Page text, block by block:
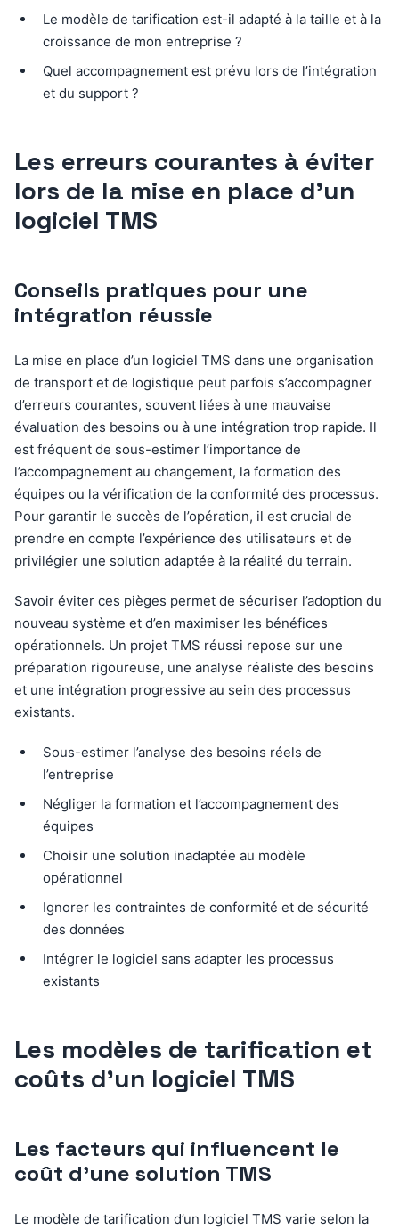
Le modèle de tarification est-il adapté à la taille et à la
croissance de mon entreprise ?
Quel accompagnement est prévu lors de l’intégration
et du support ?
Les erreurs courantes à éviter
lors de la mise en place d’un
logiciel TMS
Conseils pratiques pour une
intégration réussie
La mise en place d’un logiciel TMS dans une organisation
de transport et de logistique peut parfois s’accompagner
d’erreurs courantes, souvent liées à une mauvaise
évaluation des besoins ou à une intégration trop rapide. Il
est fréquent de sous-estimer l’importance de
l’accompagnement au changement, la formation des
équipes ou la vérification de la conformité des processus.
Pour garantir le succès de l’opération, il est crucial de
prendre en compte l’expérience des utilisateurs et de
privilégier une solution adaptée à la réalité du terrain.
Savoir éviter ces pièges permet de sécuriser l’adoption du
nouveau système et d’en maximiser les bénéfices
opérationnels. Un projet TMS réussi repose sur une
préparation rigoureuse, une analyse réaliste des besoins
et une intégration progressive au sein des processus
existants.
Sous-estimer l’analyse des besoins réels de
l’entreprise
Négliger la formation et l’accompagnement des
équipes
Choisir une solution inadaptée au modèle
opérationnel
Ignorer les contraintes de conformité et de sécurité
des données
Intégrer le logiciel sans adapter les processus
existants
Les modèles de tarification et
coûts d’un logiciel TMS
Les facteurs qui influencent le
coût d’une solution TMS
Le modèle de tarification d’un logiciel TMS varie selon la